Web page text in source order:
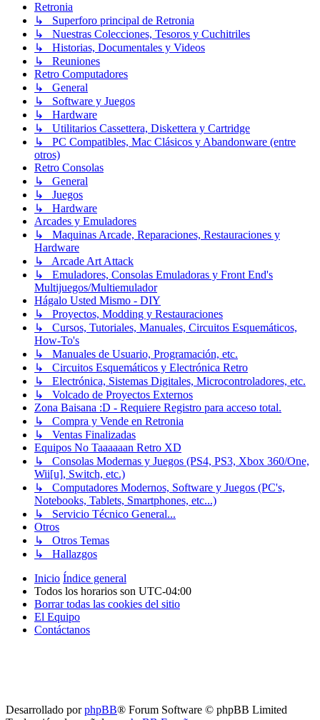
Retronia
↳ Superforo principal de Retronia
↳ Nuestras Colecciones, Tesoros y Cuchitriles
↳ Historias, Documentales y Videos
↳ Reuniones
Retro Computadores
↳ General
↳ Software y Juegos
↳ Hardware
↳ Utilitarios Cassettera, Diskettera y Cartridge
↳ PC Compatibles, Mac Clásicos y Abandonware (entre
otros)
Retro Consolas
↳ General
↳ Juegos
↳ Hardware
Arcades y Emuladores
↳ Maquinas Arcade, Reparaciones, Restauraciones y
Hardware
↳ Arcade Art Attack
↳ Emuladores, Consolas Emuladoras y Front End's
Multijuegos/Multiemulador
Hágalo Usted Mismo - DIY
↳ Proyectos, Modding y Restauraciones
↳ Cursos, Tutoriales, Manuales, Circuitos Esquemáticos,
How-To's
↳ Manuales de Usuario, Programación, etc.
↳ Circuitos Esquemáticos y Electrónica Retro
↳ Electrónica, Sistemas Digitales, Microcontroladores, etc.
↳ Volcado de Proyectos Externos
Zona Baisana :D - Requiere Registro para acceso total.
↳ Compra y Vende en Retronia
↳ Ventas Finalizadas
Equipos No Taaaaaan Retro XD
↳ Consolas Modernas y Juegos (PS4, PS3, Xbox 360/One,
Wii[u], Switch, etc.)
↳ Computadores Modernos, Software y Juegos (PC's,
Notebooks, Tablets, Smartphones, etc...)
↳ Servicio Técnico General...
Otros
↳ Otros Temas
↳ Hallazgos
Inicio Índice general
Todos los horarios son UTC-04:00
Borrar todas las cookies del sitio
El Equipo
Contáctanos
Desarrollado porphpBB® Forum Software © phpBB Limited